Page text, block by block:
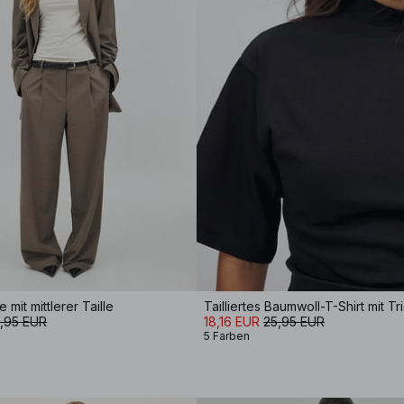
mit mittlerer Taille
EUR
18,16 EUR 25,95 EUR
5 Farben